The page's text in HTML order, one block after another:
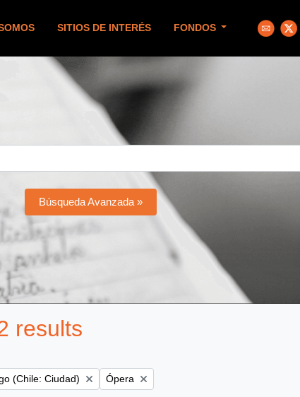
SITIOS DE INTERÉS FONDOS
Búsqueda Avanzada »
results
filter:
(Chile: Ciudad) Remove filter:
Ópera